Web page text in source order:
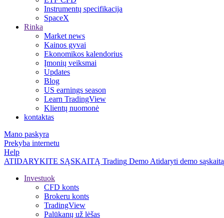
Instrumentų specifikacija
SpaceX
Rinka
Market news
Kainos gyvai
Ekonomikos kalendorius
Įmonių veiksmai
Updates
Blog
US earnings season
Learn TradingView
Klientų nuomonė
kontaktas
Mano paskyra
Prekyba internetu
Help
ATIDARYKITE SĄSKAITĄ Trading Demo Atidaryti demo sąskaitą
Investuok
CFD konts
Brokeru konts
TradingView
Palūkanų už lėšas